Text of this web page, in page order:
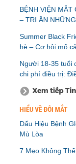
BỆNH VIỆN MẮT
– TRI ÂN
Summer Black
hè – Cơ hội mổ
Người 18-35 tuổi
chi phí điều trị:
Xem tiếp
HIỂU VỀ ĐÔI MẮT
Dấu Hiệu Bệnh
Mù Lòa
7 Mẹo Không